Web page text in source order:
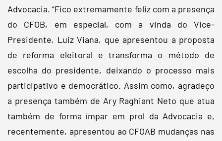
Advocacia. “Fico extremamente feliz com a presença
do CFOB, em especial, com a vinda do Vice-
Presidente, Luiz Viana, que apresentou a proposta
de reforma eleitoral e transforma o método de
escolha do presidente, deixando o processo mais
participativo e democrático. Assim como, agradeço
a presença também de Ary Raghiant Neto que atua
também de forma ímpar em prol da Advocacia e,
recentemente, apresentou ao CFOAB mudanças nas